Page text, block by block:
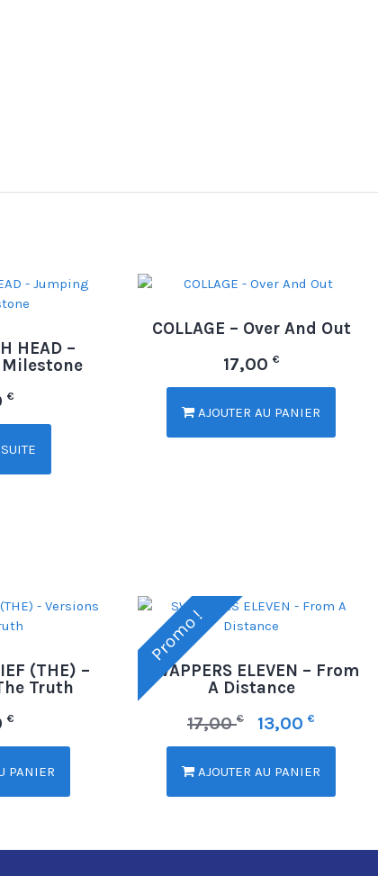
HEAD –
€
COLLAGE – Over And Out
17,00 €
AJOUTER AU PANIER
(THE) –
Truth
€
PANIER
Promo !
SWAPPERS ELEVEN – From
A Distance
17,00€ 13,00€
AJOUTER AU PANIER